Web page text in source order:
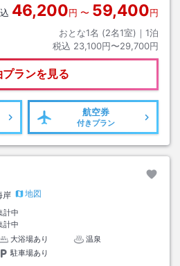
46,200円 〜 59,400円
おとな1名 (2名1室)｜ 1泊
税込 23,100円〜29,700円
ランを見る
航空券
付きプラン
岸
地図
計中
計中
大浴場あり
温泉
駐車場あり